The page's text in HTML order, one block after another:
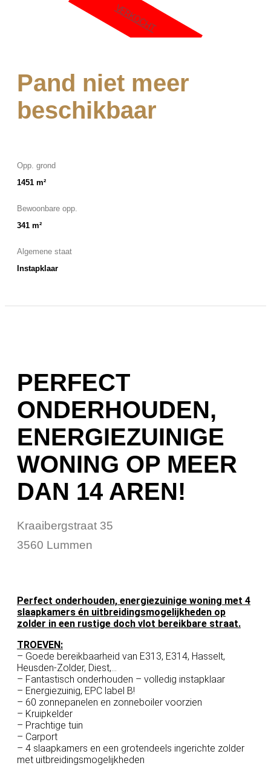
VERKOCHT
Pand niet meer
beschikbaar
Opp. grond
1451 m²
Bewoonbare opp.
341 m²
Algemene staat
Instapklaar
PERFECT
ONDERHOUDEN,
ENERGIEZUINIGE
WONING OP MEER
DAN 14 AREN!
Kraaibergstraat 35
3560 Lummen
Perfect onderhouden, energiezuinige woning met 4
slaapkamers én uitbreidingsmogelijkheden op
zolder in een rustige doch vlot bereikbare straat.
TROEVEN:
– Goede bereikbaarheid van E313, E314, Hasselt,
Heusden-Zolder, Diest,…
– Fantastisch onderhouden – volledig instapklaar
– Energiezuinig, EPC label B!
– 60 zonnepanelen en zonneboiler voorzien
– Kruipkelder
– Prachtige tuin
– Carport
– 4 slaapkamers en een grotendeels ingerichte zolder
met uitbreidingsmogelijkheden